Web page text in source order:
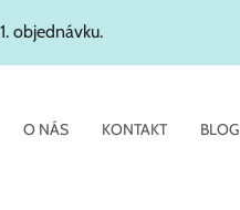
objednávku.
O NÁS KONTAKT BLOG